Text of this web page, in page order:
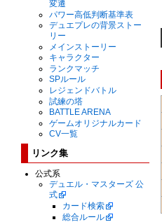
変遷
パワー高低判断基準表
デュエプレの背景ストー
リー
メインストーリー
キャラクター
ランクマッチ
SPルール
レジェンドバトル
試練の塔
BATTLE ARENA
ゲームオリジナルカード
CV一覧
リンク集
公式系
デュエル・マスターズ 公
式
カード検索
総合ルール